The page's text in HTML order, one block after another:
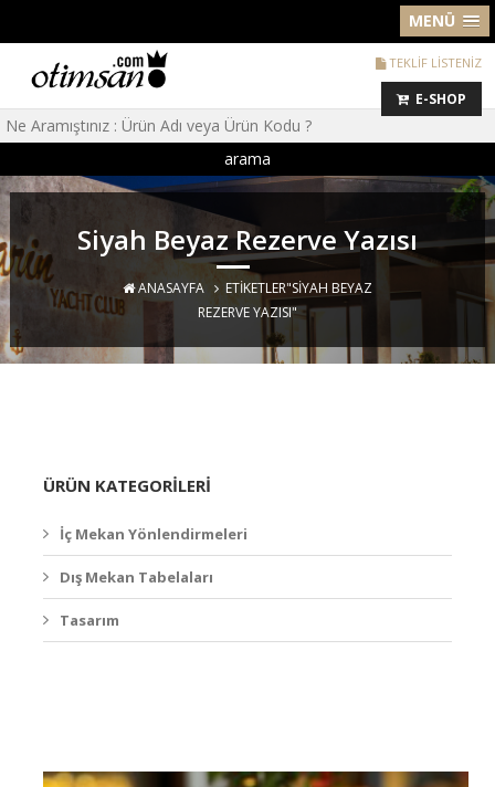
MENÜ
TEKLİF LİSTENİZ
E-SHOP
arama
Siyah Beyaz Rezerve Yazısı
ANASAYFA
ETIKETLER"SIYAH BEYAZ
REZERVE YAZISI"
ÜRÜN KATEGORILERI
İç Mekan Yönlendirmeleri
Dış Mekan Tabelaları
Tasarım